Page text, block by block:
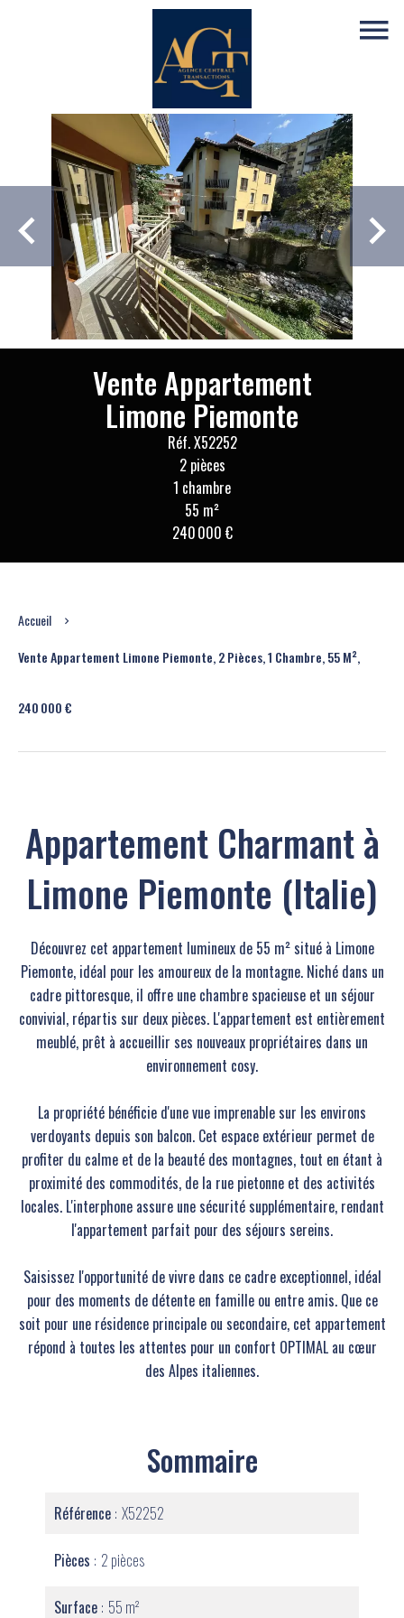
Vente Appartement
Limone Piemonte
Réf. X52252
2 pièces
1 chambre
55 m²
240 000 €
Accueil
Vente Appartement Limone Piemonte, 2 Pièces, 1 Chambre, 55 M²,
240 000 €
Appartement Charmant à
Limone Piemonte (Italie)
Découvrez cet appartement lumineux de 55 m² situé à Limone
Piemonte, idéal pour les amoureux de la montagne. Niché dans un
cadre pittoresque, il offre une chambre spacieuse et un séjour
convivial, répartis sur deux pièces. L'appartement est entièrement
meublé, prêt à accueillir ses nouveaux propriétaires dans un
environnement cosy.
La propriété bénéficie d'une vue imprenable sur les environs
verdoyants depuis son balcon. Cet espace extérieur permet de
profiter du calme et de la beauté des montagnes, tout en étant à
proximité des commodités, de la rue pietonne et des activités
locales. L'interphone assure une sécurité supplémentaire, rendant
l'appartement parfait pour des séjours sereins.
Saisissez l'opportunité de vivre dans ce cadre exceptionnel, idéal
pour des moments de détente en famille ou entre amis. Que ce
soit pour une résidence principale ou secondaire, cet appartement
répond à toutes les attentes pour un confort OPTIMAL au cœur
des Alpes italiennes.
Sommaire
Référence X52252
Pièces 2 pièces
Surface 55 m²